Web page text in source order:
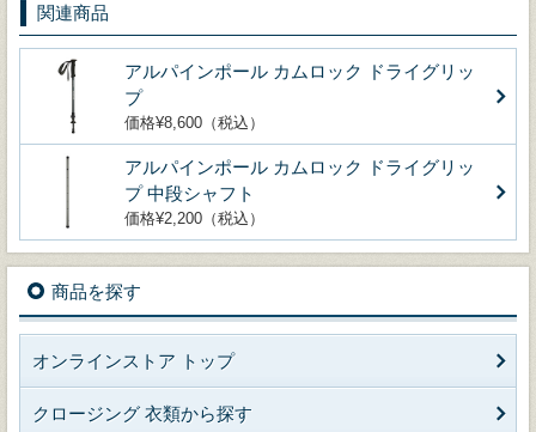
関連商品
アルパインポール カムロック ドライグリッ
プ
価格¥8,600（税込）
アルパインポール カムロック ドライグリッ
プ 中段シャフト
価格¥2,200（税込）
商品を探す
オンラインストア トップ
クロージング 衣類から探す